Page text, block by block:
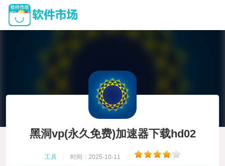
黑洞vp(永久免费)加速器下载hd02
工具 时间：2025-10-11